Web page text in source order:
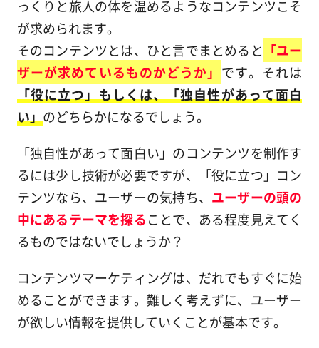
っくりと旅人の体を温めるようなコンテンツこそ
が求められます。
そのコンテンツとは、ひと言でまとめると 「ユー
ザーが求めているものかどうか」 です。それは
「役に立つ」もしくは、「独自性があって面白
い」のどちらかになるでしょう。
「独自性があって面白い」のコンテンツを制作す
るには少し技術が必要ですが、「役に立つ」コン
テンツなら、ユーザーの気持ち、 ユーザーの頭の
中にあるテーマを探ることで、ある程度見えてく
るものではないでしょうか？
コンテンツマーケティングは、だれでもすぐに始
めることができます。難しく考えずに、ユーザー
が欲しい情報を提供していくことが基本です。